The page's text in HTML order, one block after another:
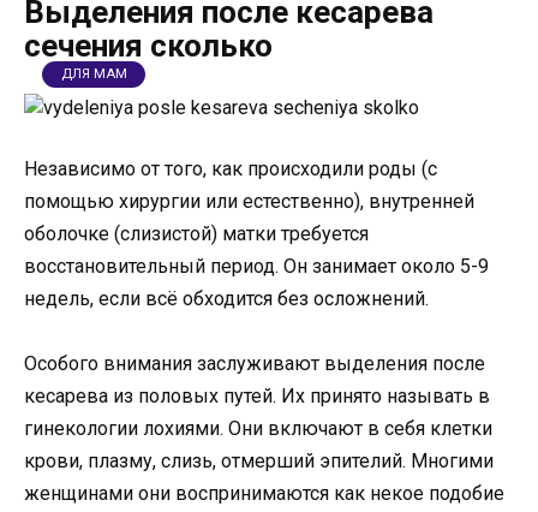
Выделения после кесарева
сечения сколько
ДЛЯ МАМ
Независимо от того, как происходили роды (с
помощью хирургии или естественно), внутренней
оболочке (слизистой) матки требуется
восстановительный период. Он занимает около 5-9
недель, если всё обходится без осложнений.
Особого внимания заслуживают выделения после
кесарева из половых путей. Их принято называть в
гинекологии лохиями. Они включают в себя клетки
крови, плазму, слизь, отмерший эпителий. Многими
женщинами они воспринимаются как некое подобие